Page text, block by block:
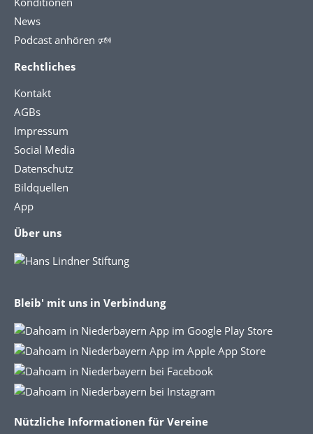
News
Podcast anhören 🕬
Rechtliches
Kontakt
AGBs
Impressum
Social Media
Datenschutz
Bildquellen
App
Über uns
Bleib' mit uns in Verbindung
Nützliche Informationen für Vereine